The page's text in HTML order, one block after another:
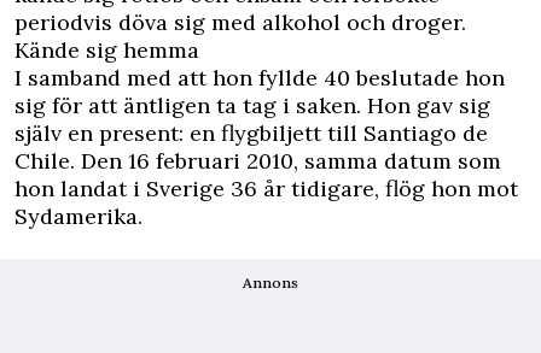
periodvis döva sig med alkohol och droger.
Kände sig hemma
I samband med att hon fyllde 40 beslutade hon
sig för att äntligen ta tag i saken. Hon gav sig
själv en present: en flygbiljett till Santiago de
Chile. Den 16 februari 2010, samma datum som
hon landat i Sverige 36 år tidigare, flög hon mot
Sydamerika.
Annons